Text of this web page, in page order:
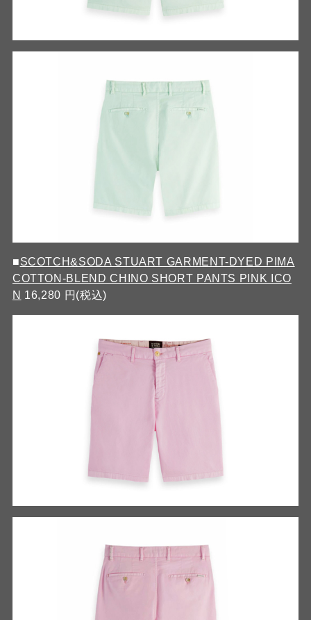
■SCOTCH&SODA STUART GARMENT-DYED PIMA
COTTON-BLEND CHINO SHORT PANTS PINK ICO
N 16,280 円(税込)